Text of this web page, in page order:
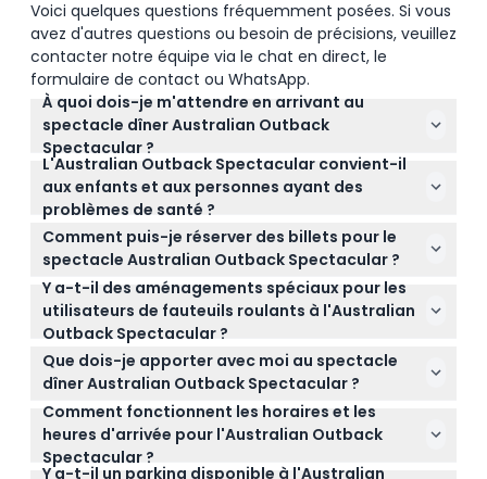
Voici quelques questions fréquemment posées. Si vous
avez d'autres questions ou besoin de précisions, veuillez
contacter notre équipe via le chat en direct, le
formulaire de contact ou WhatsApp.
À quoi dois-je m'attendre en arrivant au
spectacle dîner Australian Outback
Spectacular ?
Arrivez 1 heure et 15 minutes avant le spectacle
pour profiter du divertissement avant le spectacle
lorsque les portes et l'arène ouvrent. Vous vivrez un
spectacle immersif en direct de 90 minutes avec
un repas de trois plats et des boissons servis
pendant la représentation (sous réserve de
modifications — veuillez confirmer au moment de
la réservation).
L'Australian Outback Spectacular convient-il
aux enfants et aux personnes ayant des
problèmes de santé ?
Les enfants de 0 à 13 ans doivent être
accompagnés d'un adulte payant, et ceux de 0 à 2
ans entrent gratuitement s'ils n'occupent pas de
siège. L'expérience n'est pas adaptée aux
personnes enceintes, aux personnes ayant subi une
chirurgie récente ou aux personnes atteintes de
problèmes cardiaques, ni aux tout-petits très
jeunes.
Comment puis-je réserver des billets pour le
spectacle Australian Outback Spectacular ?
Vous pouvez facilement réserver vos billets en ligne
via ce site web, où vous pouvez également vérifier
les disponibilités et choisir l'heure de spectacle
préférée. N'oubliez pas, aucune annulation ni
remboursement n'est autorisé une fois la
réservation effectuée.
Y a-t-il des aménagements spéciaux pour les
utilisateurs de fauteuils roulants à l'Australian
Outback Spectacular ?
Les réservations pour fauteuils roulants doivent être
organisées directement avec le lieu afin d'assurer
un aménagement approprié, car il y a un nombre
limité de places disponibles pour les invités
nécessitant une accessibilité.
Que dois-je apporter avec moi au spectacle
dîner Australian Outback Spectacular ?
Apportez votre confirmation de billet et une pièce
d'identité valide si nécessaire, et préparez-vous
pour une expérience décontractée et confortable
Comment fonctionnent les horaires et les
heures d'arrivée pour l'Australian Outback
Spectacular ?
Les spectacles en soirée ont lieu du mardi au
Y a-t-il un parking disponible à l'Australian